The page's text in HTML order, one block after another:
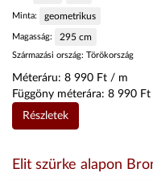
Minta: geometrikus
Magasság: 295 cm
Származási ország: Törökország
Méteráru: 8 990 Ft / m
Függöny méterára: 8 990
Részletek
Elit szürke alapon